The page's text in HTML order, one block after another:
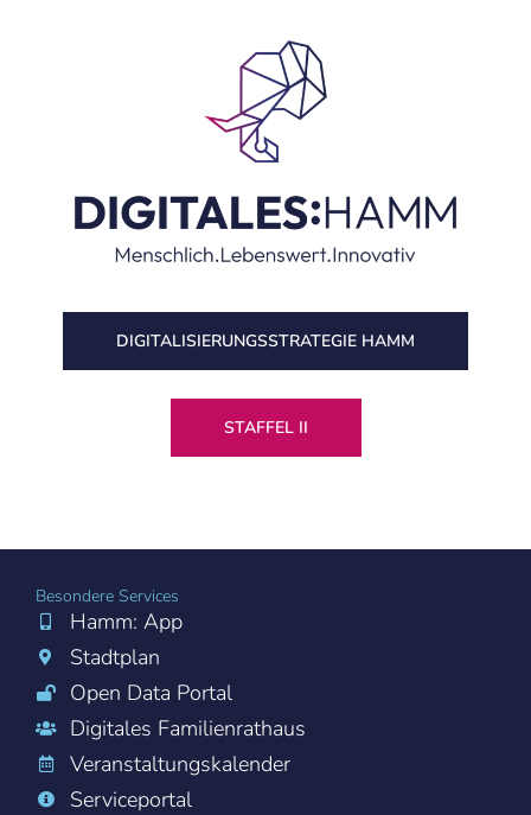
DIGITALISIERUNGS­STRATEGIE HAMM
STAFFEL II
Besondere Services
Hamm: App
Stadtplan
Open Data Portal
Digitales Familienrathaus
Veranstaltungskalender
Serviceportal